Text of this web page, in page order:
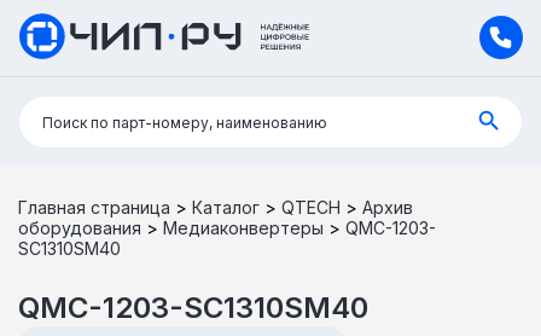
Поиск:
Поиск по парт-номеру, наименованию
Главная страница > Каталог > QTECH > Архив
оборудования > Медиаконвертеры > QMC-1203-
SC1310SM40
QMC-1203-SC1310SM40